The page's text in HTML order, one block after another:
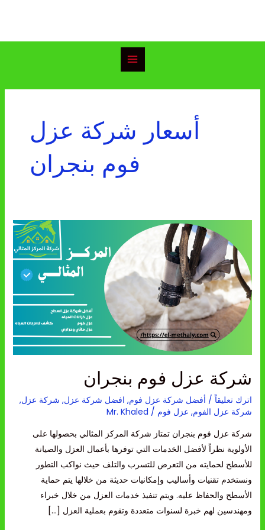
أسعار شركة عزل
فوم بنجران
شركة عزل فوم بنجران
اترك تعليقاً / أفضل شركة عزل فوم, افضل شركة عزل, شركة عزل,
شركة عزل الفوم, عزل فوم /
Mr. Khaled
شركة عزل فوم بنجران تمتاز شركة المركز المثالي بحصولها على
الأولوية نظراً لأفضل الخدمات التي توفرها بأعمال العزل والصيانة
للأسطح لحمايته من التعرض للتسرب والتلف حيث نواكب التطور
ونستخدم تقنيات وأساليب وإمكانيات حديثة من خلالها يتم حماية
الأسطح والحفاظ عليه. ويتم تنفيذ خدمات العزل من خلال خبراء
ومهندسين لهم خبرة لسنوات متعددة وتقوم بعملية العزل […]
فوم
بنجران